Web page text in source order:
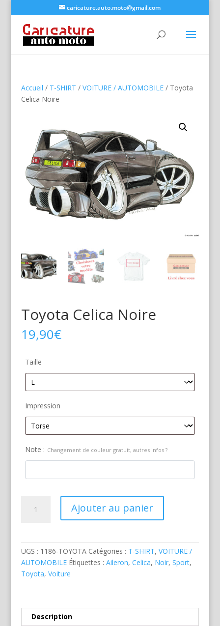
caricature.auto.moto@gmail.com
Accueil / T-SHIRT / VOITURE / AUTOMOBILE/ Toyota
Celica Noire
Toyota Celica Noire
19,90€
Taille
Impression
Note : Changement de couleur gratuit, autres infos ?
Ajouter au panier
UGS : 1186-TOYOTA Catégories : T-SHIRT, VOITURE /
AUTOMOBILE Étiquettes : Aileron, Celica, Noir, Sport,
Toyota, Voiture
Description